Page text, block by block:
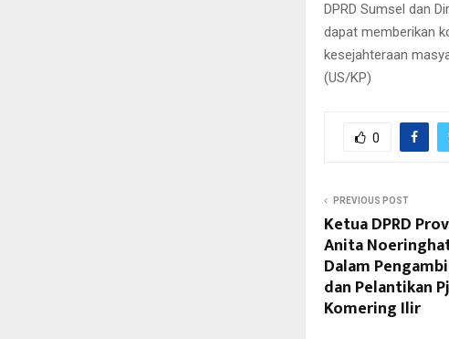
DPRD Sumsel dan
dapat memberikan
kesejahteraan
(US/KP)
0
PREVIOUS POST
Ketua DPRD
Anita
Dalam
dan Pelantikan
Komering Ilir